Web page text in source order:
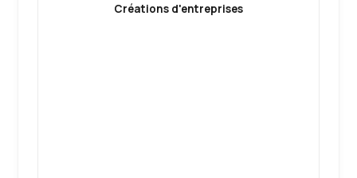
Créations d'entreprises